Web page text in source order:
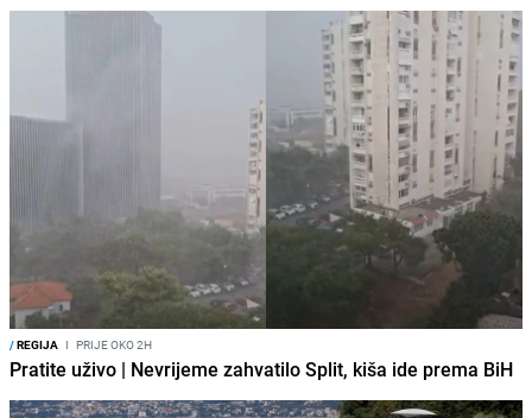
/REGIJA I PRIJE OKO 2H
Pratite uživo | Nevrijeme zahvatilo Split, kiša ide prema BiH